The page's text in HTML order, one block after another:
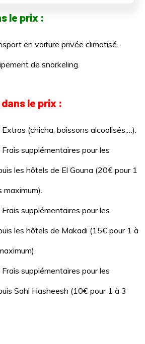
le prix :
en voiture privée climatisé.
de snorkeling.
le prix :
Extras (chicha, boissons alcoolisés,…).
Frais supplémentaires pour les
les hôtels de El Gouna (20€ pour 1
maximum).
Frais supplémentaires pour les
les hôtels de Makadi (15€ pour 1 à
Frais supplémentaires pour les
Sahl Hasheesh (10€ pour 1 à 3